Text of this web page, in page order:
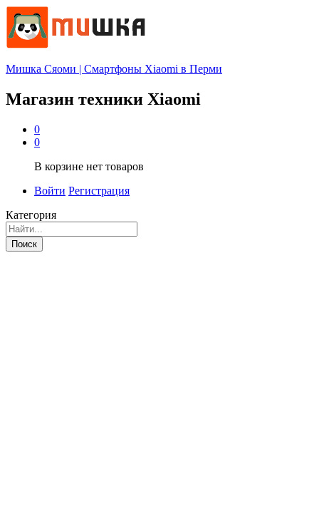
Мишка Сяоми | Смартфоны Xiaomi в Перми
Магазин техники Xiaomi
0
0
В корзине нет товаров
Войти Регистрация
Категория
Поиск